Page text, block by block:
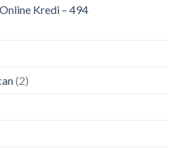
Kredi – 494
(2)